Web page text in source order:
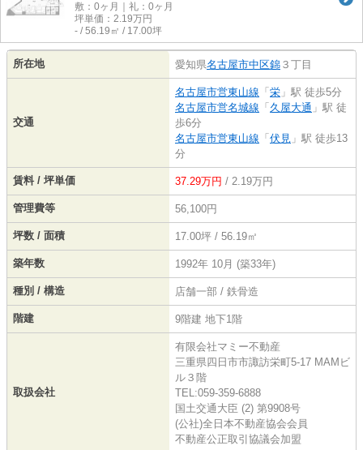
敷：0ヶ月｜礼：0ヶ月
坪単価： 2.19万円
- / 56.19㎡ / 17.00坪
所在地 愛知県名古屋市中区錦 ３丁目
交通
名古屋市営東山線 「 栄 」駅 徒歩5分
名古屋市営名城線 「 久屋大通 」駅 徒
歩6分
名古屋市営東山線 「 伏見 」駅 徒歩13
分
賃料 / 坪単価 37.29万円 / 2.19万円
管理費等 56,100円
坪数 / 面積 17.00坪 / 56.19㎡
築年数 1992年 10月 (築33年)
種別 / 構造 店舗一部 / 鉄骨造
階建 9階建 地下1階
取扱会社
有限会社マミー不動産
三重県四日市市諏訪栄町5-17 MAMビ
ル３階
TEL:059-359-6888
国土交通大臣 (2) 第9908号
(公社)全日本不動産協会会員
不動産公正取引協議会加盟